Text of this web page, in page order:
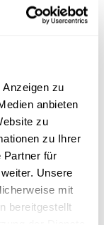
zu
anbieten
zu
zu Ihrer
Partner für
Unsere
mit
bereitgestellt